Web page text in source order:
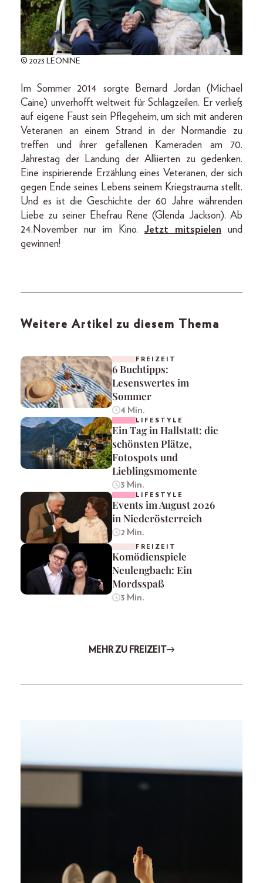
© 2023 LEONINE
Im Sommer 2014 sorgte Bernard Jordan (Michael
Caine) unverhofft weltweit für Schlagzeilen. Er verließ
auf eigene Faust sein Pflegeheim, um sich mit anderen
Veteranen an einem Strand in der Normandie zu
treffen und ihrer gefallenen Kameraden am 70.
Jahrestag der Landung der Alliierten zu gedenken.
Eine inspirierende Erzählung eines Veteranen, der sich
gegen Ende seines Lebens seinem Kriegstrauma stellt.
Und es ist die Geschichte der 60 Jahre währenden
Liebe zu seiner Ehefrau Rene (Glenda Jackson). Ab
24.November nur im Kino. Jetzt mitspielen und
gewinnen!
Weitere Artikel zu diesem Thema
FREIZEIT
6 Buchtipps:
Lesenswertes im
Sommer
4 Min.
LIFESTYLE
Ein Tag in Hallstatt: die
schönsten Plätze,
Fotospots und
Lieblingsmomente
3 Min.
LIFESTYLE
Events im August 2026
in Niederösterreich
2 Min.
FREIZEIT
Komödienspiele
Neulengbach: Ein
Mordsspaß
3 Min.
MEHR ZU FREIZEIT